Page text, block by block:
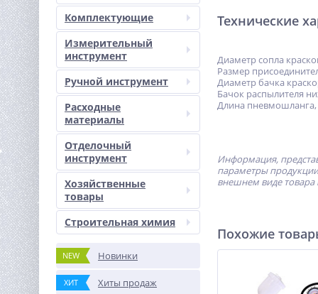
Комплектующие
Измерительный
инструмент
Ручной инструмент
Расходные
материалы
Отделочный
инструмент
Хозяйственные
товары
Строительная химия
NEW Новинки
ХИТ Хиты продаж
Технические
Диаметр сопла
Размер
Диаметр бачка
Бачок распылителя
Длина
Информация,
параметры
внешнем виде товара
Похожие